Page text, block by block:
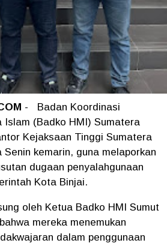
- Badan Koordinasi
Islam (Badko HMI) Sumatera
Kejaksaan Tinggi Sumatera
kemarin, guna melaporkan
dugaan penyalahgunaan
Kota Binjai.
oleh Ketua Badko HMI Sumut
mereka menemukan
dalam penggunaan